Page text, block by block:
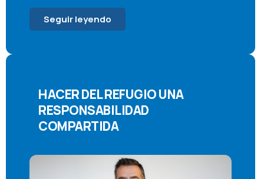
Seguir leyendo
HACER DEL REFUGIO UNA
RESPONSABILIDAD
COMPARTIDA